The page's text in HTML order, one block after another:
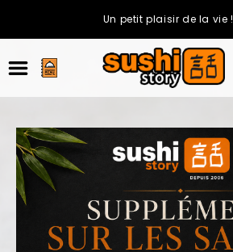
Un petit plaisir de la vie !
ACCUEIL